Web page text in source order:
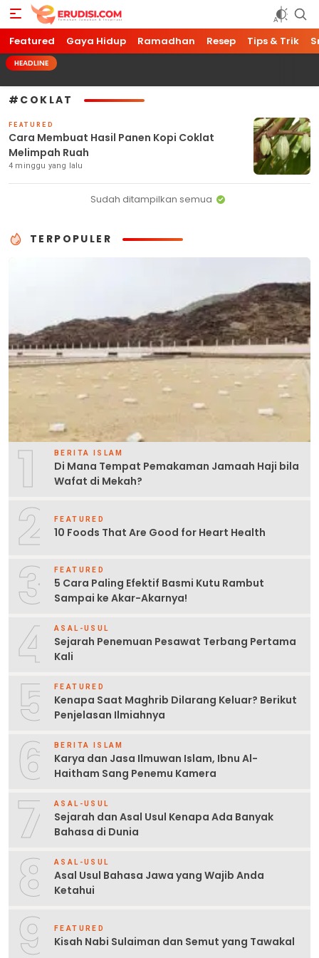
Erudisi
Temukan Jawaban dan Inspirasi
Featured Gaya Hidup Ramadhan Resep Tips & Trik
HEADLINE
#COKLAT
FEATURED
Cara Membuat Hasil Panen Kopi Coklat
Melimpah Ruah
4 minggu yang lalu
Sudah ditampilkan semua
TERPOPULER
1 BERITA ISLAM
Di Mana Tempat Pemakaman Jamaah Haji bila
Wafat di Mekah?
2 FEATURED
10 Foods That Are Good for Heart Health
3 FEATURED
5 Cara Paling Efektif Basmi Kutu Rambut
Sampai ke Akar-Akarnya!
4 ASAL-USUL
Sejarah Penemuan Pesawat Terbang Pertama
Kali
5 FEATURED
Kenapa Saat Maghrib Dilarang Keluar? Berikut
Penjelasan Ilmiahnya
6 BERITA ISLAM
Karya dan Jasa Ilmuwan Islam, Ibnu Al-
Haitham Sang Penemu Kamera
7 ASAL-USUL
Sejarah dan Asal Usul Kenapa Ada Banyak
Bahasa di Dunia
8 ASAL-USUL
Asal Usul Bahasa Jawa yang Wajib Anda
Ketahui
9 FEATURED
Kisah Nabi Sulaiman dan Semut yang Tawakal